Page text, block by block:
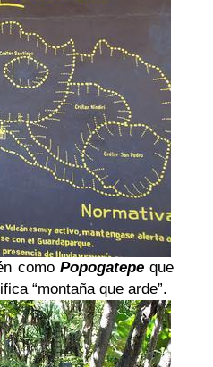
como Popogatepeque
“montaña que arde”.